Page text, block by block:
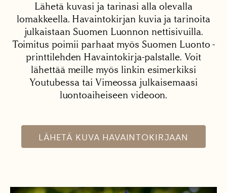
Lähetä kuvasi ja tarinasi alla olevalla
lomakkeella. Havaintokirjan kuvia ja tarinoita
julkaistaan Suomen Luonnon nettisivuilla.
Toimitus poimii parhaat myös Suomen Luonto -
printtilehden Havaintokirja-palstalle. Voit
lähettää meille myös linkin esimerkiksi
Youtubessa tai Vimeossa julkaisemaasi
luontoaiheiseen videoon.
LÄHETÄ KUVA HAVAINTOKIRJAAN